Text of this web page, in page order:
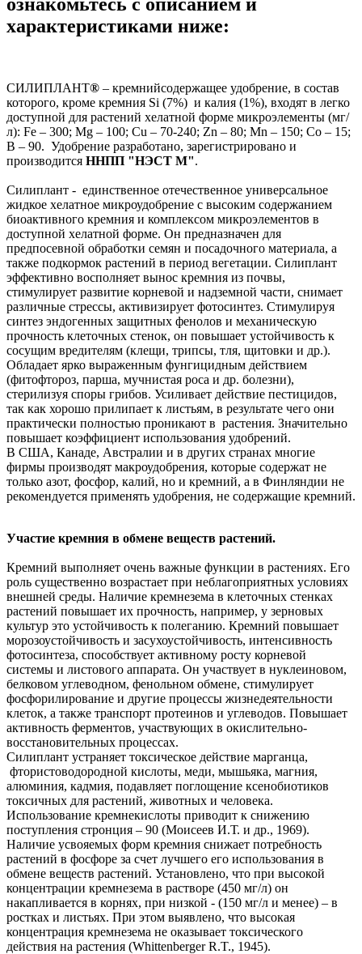
характеристиками ниже:
СИЛИПЛАНТ® – кремнийсодержащее удобрение, в состав
которого, кроме кремния Si (7%) и калия (1%), входят в легко
доступной для растений хелатной форме микроэлементы (мг/
л): Fe – 300; Mg – 100; Cu – 70-240; Zn – 80; Mn – 150; Co – 15;
B – 90. Удобрение разработано, зарегистрировано и
производится ННПП "НЭСТ М".
Силиплант - единственное отечественное универсальное
жидкое хелатное микроудобрение с высоким содержанием
биоактивного кремния и комплексом микроэлементов в
доступной хелатной форме. Он предназначен для
предпосевной обработки семян и посадочного материала, а
также подкормок растений в период вегетации. Силиплант
эффективно восполняет вынос кремния из почвы,
стимулирует развитие корневой и надземной части, снимает
различные стрессы, активизирует фотосинтез. Стимулируя
синтез эндогенных защитных фенолов и механическую
прочность клеточных стенок, он повышает устойчивость к
сосущим вредителям (клещи, трипсы, тля, щитовки и др.).
Обладает ярко выраженным фунгицидным действием
(фитофтороз, парша, мучнистая роса и др. болезни),
стерилизуя споры грибов. Усиливает действие пестицидов,
так как хорошо прилипает к листьям, в результате чего они
практически полностью проникают в растения. Значительно
повышает коэффициент использования удобрений.
В США, Канаде, Австралии и в других странах многие
фирмы производят макроудобрения, которые содержат не
только азот, фосфор, калий, но и кремний, а в Финляндии не
рекомендуется применять удобрения, не содержащие кремний.
Участие кремния в обмене веществ растений.
Кремний выполняет очень важные функции в растениях. Его
роль существенно возрастает при неблагоприятных условиях
внешней среды. Наличие кремнезема в клеточных стенках
растений повышает их прочность, например, у зерновых
культур это устойчивость к полеганию. Кремний повышает
морозоустойчивость и засухоустойчивость, интенсивность
фотосинтеза, способствует активному росту корневой
системы и листового аппарата. Он участвует в нуклеиновом,
белковом углеводном, фенольном обмене, стимулирует
фосфорилирование и другие процессы жизнедеятельности
клеток, а также транспорт протеинов и углеводов. Повышает
активность ферментов, участвующих в окислительно-
восстановительных процессах.
Силиплант устраняет токсическое действие марганца,
фтористоводородной кислоты, меди, мышьяка, магния,
алюминия, кадмия, подавляет поглощение ксенобиотиков
токсичных для растений, животных и человека.
Использование кремнекислоты приводит к снижению
поступления стронция – 90 (Моисеев И.Т. и др., 1969).
Наличие усвояемых форм кремния снижает потребность
растений в фосфоре за счет лучшего его использования в
обмене веществ растений. Установлено, что при высокой
концентрации кремнезема в растворе (450 мг/л) он
накапливается в корнях, при низкой - (150 мг/л и менее) – в
ростках и листьях. При этом выявлено, что высокая
концентрация кремнезема не оказывает токсического
действия на растения (Whittenberger R.T., 1945).